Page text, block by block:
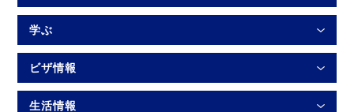
学ぶ
ビザ情報
生活情報